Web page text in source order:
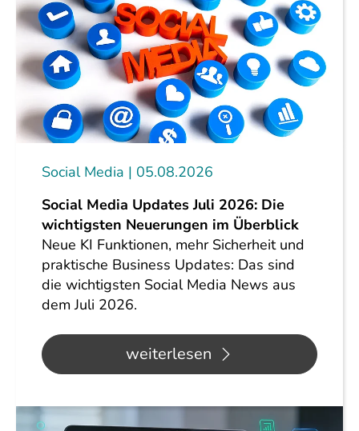
Social Media
05.08.2026
Social Media Updates Juli 2026: Die
wichtigsten Neuerungen im Überblick
Neue KI Funktionen, mehr Sicherheit und
praktische Business Updates: Das sind
die wichtigsten Social Media News aus
dem Juli 2026.
weiterlesen